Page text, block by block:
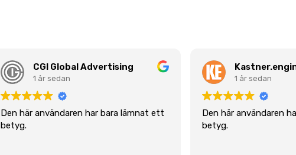
CGI Global Advertising
1 år sedan
Den här användaren har bara lämnat ett
betyg.
1 år sedan
Den här användaren
betyg.